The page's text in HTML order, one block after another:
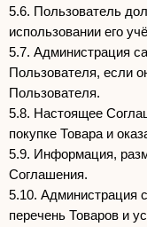
5.6. Пользователь
использовании его
5.7. Администрация
Пользователя, если
Пользователя.
5.8. Настоящее
покупке Товара и
5.9. Информация,
Соглашения.
5.10. Администрация
перечень Товаров и